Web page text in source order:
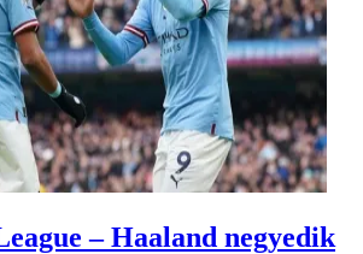
– Haaland negyedik